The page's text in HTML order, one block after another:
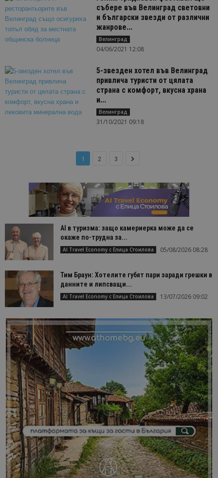
събере във Велинград световни
и български звезди от различни
жанрове...
Велинград
04/06/2021 12:08
5-звезден хотел във Велинград
привлича туристи от цялата
страна с комфорт, вкусна храна
и...
Велинград
31/10/2021 09:18
1 2 3
AI в туризма: защо камериерка може да се
окаже по-трудна за...
AI Travel Economy с Елица Стоилова 05/08/2026 08:28
Тим Браун: Хотелите губят пари заради грешки в
данните и липсващи...
AI Travel Economy с Елица Стоилова 13/07/2026 09:02